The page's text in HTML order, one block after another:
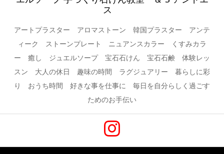
ス
アートプラスター アロマストーン 韓国プラスター アンテ
ィーク ストーンプレート ニュアンスカラー くすみカラ
ー 癒し ジュエルソープ 宝石石けん 宝石石鹸 体験レッ
スン 大人の休日 趣味の時間 ラグジュアリー 暮らしに彩
り おうち時間 好きな事を仕事に 毎日を自分らしく過ごす
ためのお手伝い